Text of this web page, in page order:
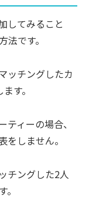
してみること
です。
ッチングしたカ
す。
ィーの場合、
しません。
チングした2人